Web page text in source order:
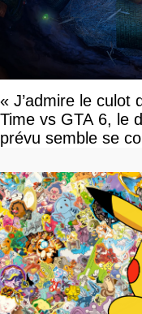
« J’admire le culot
Time vs GTA 6, le
prévu semble se